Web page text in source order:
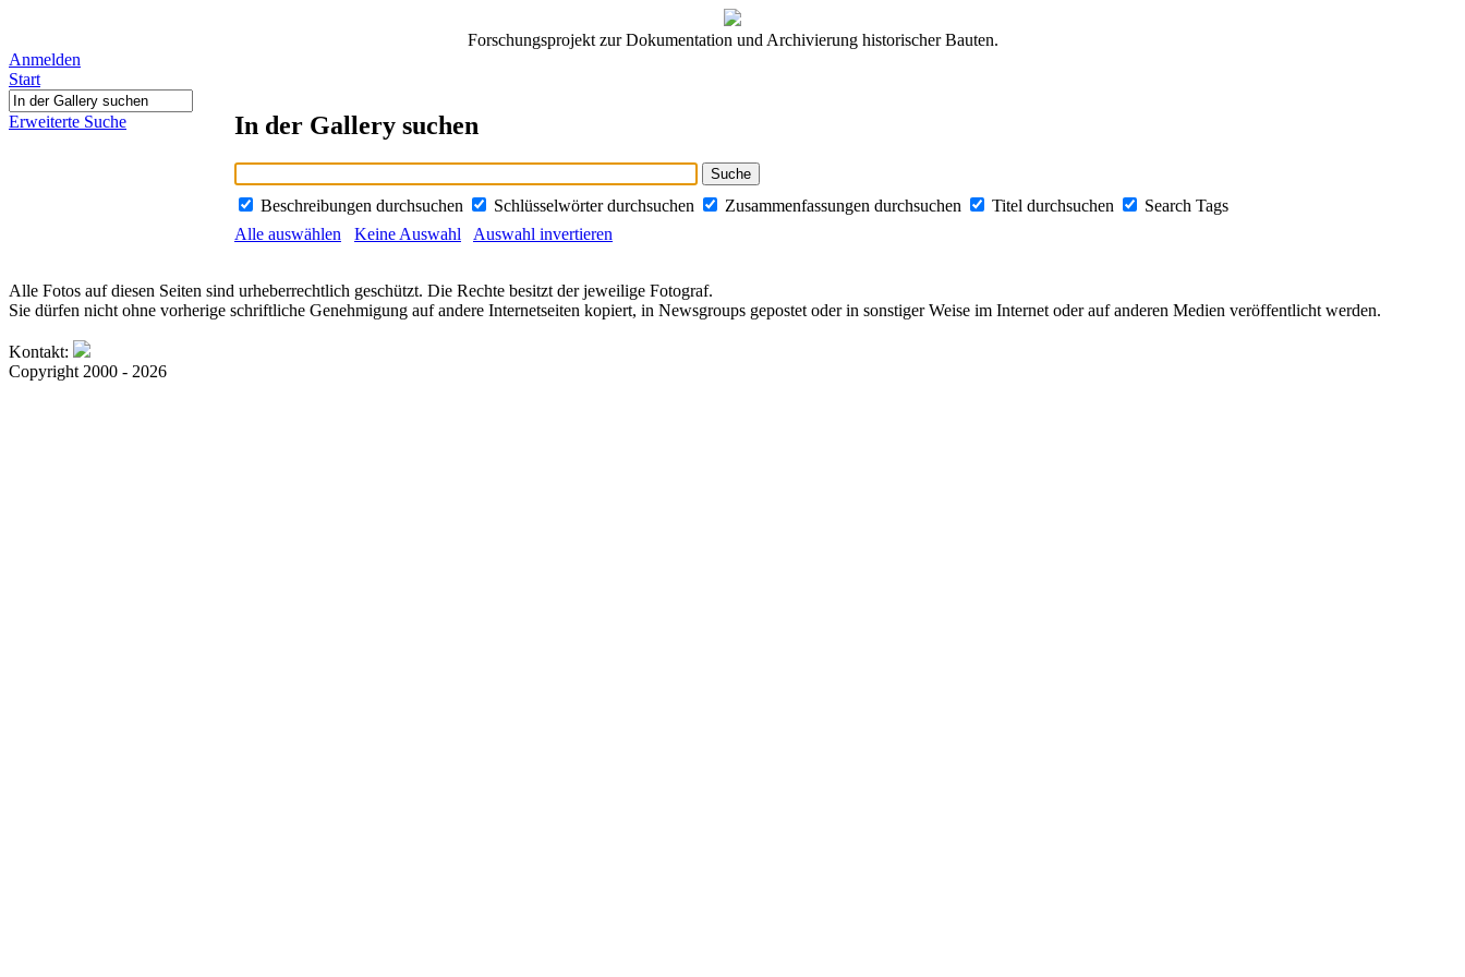
Forschungsprojekt zur Dokumentation und Archivierung historischer Bauten.
Anmelden
Start
Erweiterte Suche In der Gallery suchen
Beschreibungen durchsuchen Schlüsselwörter durchsuchen Zusammenfassungen durchsuchen Titel durchsuchen
Search Tags
Alle auswählen
Keine Auswahl Auswahl invertieren
Alle Fotos auf diesen Seiten sind urheberrechtlich geschützt. Die Rechte besitzt der jeweilige Fotograf.
Sie dürfen nicht ohne vorherige schriftliche Genehmigung auf andere Internetseiten kopiert, in Newsgroups gepostet oder in sonstiger Weise im Internet oder auf anderen Medien veröffentlicht werden.
Kontakt:
Copyright 2000 - 2026